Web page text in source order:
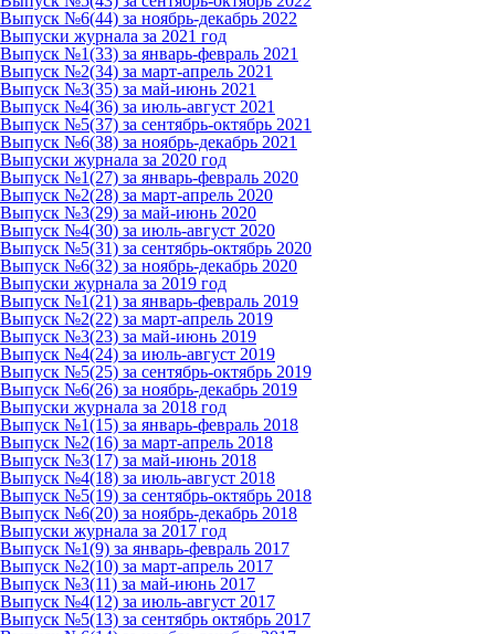
Выпуск №6(44) за ноябрь-декабрь 2022
Выпуски журнала за 2021 год
Выпуск №1(33) за январь-февраль 2021
Выпуск №2(34) за март-апрель 2021
Выпуск №3(35) за май-июнь 2021
Выпуск №4(36) за июль-август 2021
Выпуск №5(37) за сентябрь-октябрь 2021
Выпуск №6(38) за ноябрь-декабрь 2021
Выпуски журнала за 2020 год
Выпуск №1(27) за январь-февраль 2020
Выпуск №2(28) за март-апрель 2020
Выпуск №3(29) за май-июнь 2020
Выпуск №4(30) за июль-август 2020
Выпуск №5(31) за сентябрь-октябрь 2020
Выпуск №6(32) за ноябрь-декабрь 2020
Выпуски журнала за 2019 год
Выпуск №1(21) за январь-февраль 2019
Выпуск №2(22) за март-апрель 2019
Выпуск №3(23) за май-июнь 2019
Выпуск №4(24) за июль-август 2019
Выпуск №5(25) за сентябрь-октябрь 2019
Выпуск №6(26) за ноябрь-декабрь 2019
Выпуски журнала за 2018 год
Выпуск №1(15) за январь-февраль 2018
Выпуск №2(16) за март-апрель 2018
Выпуск №3(17) за май-июнь 2018
Выпуск №4(18) за июль-август 2018
Выпуск №5(19) за сентябрь-октябрь 2018
Выпуск №6(20) за ноябрь-декабрь 2018
Выпуски журнала за 2017 год
Выпуск №1(9) за январь-февраль 2017
Выпуск №2(10) за март-апрель 2017
Выпуск №3(11) за май-июнь 2017
Выпуск №4(12) за июль-август 2017
Выпуск №5(13) за сентябрь октябрь 2017